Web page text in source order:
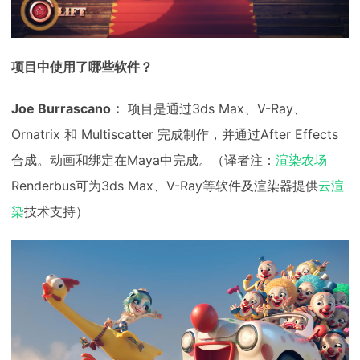
项目中使用了哪些软件？
Joe Burrascano： 项目是通过3ds Max、V-Ray、
Ornatrix 和 Multiscatter 完成制作，并通过After Effects
合成。动画和绑定在Maya中完成。（译者注： 渲染农场
Renderbus可为3ds Max、V-Ray等软件及渲染器提供云渲
染技术支持）